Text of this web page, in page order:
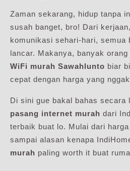
Zaman sekarang, hidup tanpa
susah banget, bro! Dari
komunikasi sehari-hari, semua
lancar. Makanya, banyak
WiFi murah Sawahlunto biar
cepat dengan harga yang
Di sini gue bakal bahas secara
pasang internet murah dari
terbaik buat lo. Mulai dari
sampai alasan kenapa
murah paling worth it buat